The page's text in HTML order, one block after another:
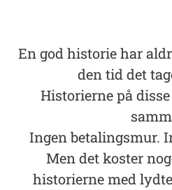
En god historie har
den tid det
Historierne på
Ingen betalingsmur.
Men det koster
historierne med